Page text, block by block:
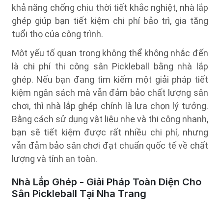
khả năng chống chịu thời tiết khắc nghiệt, nhà lắp
ghép giúp bạn tiết kiệm chi phí bảo trì, gia tăng
tuổi thọ của công trình.
Một yếu tố quan trọng không thể không nhắc đến
là chi phí thi công sân Pickleball bằng nhà lắp
ghép. Nếu bạn đang tìm kiếm một giải pháp tiết
kiệm ngân sách mà vẫn đảm bảo chất lượng sân
chơi, thì nhà lắp ghép chính là lựa chọn lý tưởng.
Bằng cách sử dụng vật liệu nhẹ và thi công nhanh,
bạn sẽ tiết kiệm được rất nhiều chi phí, nhưng
vẫn đảm bảo sân chơi đạt chuẩn quốc tế về chất
lượng và tính an toàn.
Nhà Lắp Ghép - Giải Pháp Toàn Diện Cho
Sân Pickleball Tại Nha Trang